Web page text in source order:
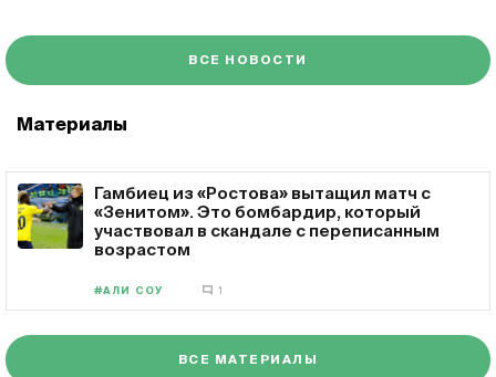
ВСЕ НОВОСТИ
Материалы
Гамбиец из «Ростова» вытащил матч с
«Зенитом». Это бомбардир, который
участвовал в скандале с переписанным
возрастом
#АЛИ СОУ 1
ВСЕ МАТЕРИАЛЫ